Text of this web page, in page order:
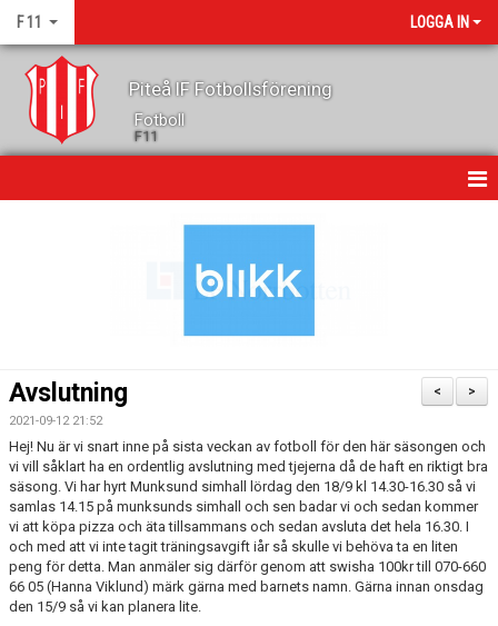
F 11 LOGGA IN
Piteå IF Fotbollsförening
Fotboll
F11
TRUPPEN
KONTAKT
MATCHER
BILDGALLERI
DOKUMENT
>
<
Avslutning
2021-09-12 21:52
Hej! Nu är vi snart inne på sista veckan av fotboll för den här säsongen och
vi vill såklart ha en ordentlig avslutning med tjejerna då de haft en riktigt bra
säsong. Vi har hyrt Munksund simhall lördag den 18/9 kl 14.30-16.30 så vi
samlas 14.15 på munksunds simhall och sen badar vi och sedan kommer
vi att köpa pizza och äta tillsammans och sedan avsluta det hela 16.30. I
och med att vi inte tagit träningsavgift iår så skulle vi behöva ta en liten
peng för detta. Man anmäler sig därför genom att swisha 100kr till 070-660
66 05 (Hanna Viklund) märk gärna med barnets namn. Gärna innan onsdag
den 15/9 så vi kan planera lite.